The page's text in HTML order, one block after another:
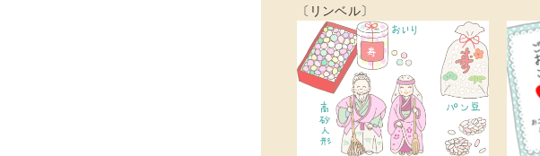
〔リンベル〕